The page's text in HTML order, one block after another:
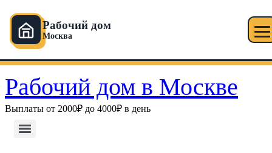
Рабочий дом
Москва
Перейти к содержимому
Рабочий дом в Москве
Выплаты от 2000₽ до 4000₽ в день